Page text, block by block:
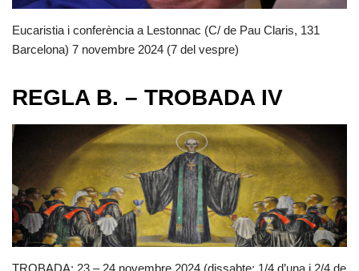
Eucaristia i conferència a Lestonnac (C/ de Pau Claris, 131
Barcelona) 7 novembre 2024 (7 del vespre)
REGLA B. – TROBADA IV
TROBADA: 23 – 24 novembre 2024 (dissabte: 1/4 d’una i 2/4 de